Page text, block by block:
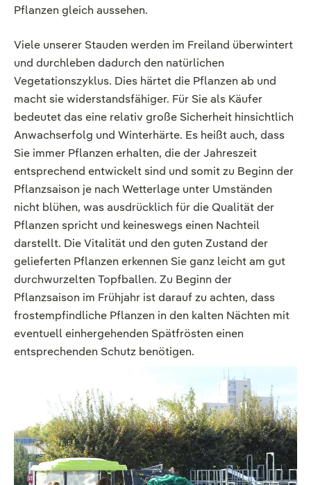
Pflanzen gleich aussehen.
Viele unserer Stauden werden im Freiland überwintert
und durchleben dadurch den natürlichen
Vegetationszyklus. Dies härtet die Pflanzen ab und
macht sie widerstandsfähiger. Für Sie als Käufer
bedeutet das eine relativ große Sicherheit hinsichtlich
Anwachserfolg und Winterhärte. Es heißt auch, dass
Sie immer Pflanzen erhalten, die der Jahreszeit
entsprechend entwickelt sind und somit zu Beginn der
Pflanzsaison je nach Wetterlage unter Umständen
nicht blühen, was ausdrücklich für die Qualität der
Pflanzen spricht und keineswegs einen Nachteil
darstellt. Die Vitalität und den guten Zustand der
gelieferten Pflanzen erkennen Sie ganz leicht am gut
durchwurzelten Topfballen. Zu Beginn der
Pflanzsaison im Frühjahr ist darauf zu achten, dass
frostempfindliche Pflanzen in den kalten Nächten mit
eventuell einhergehenden Spätfrösten einen
entsprechenden Schutz benötigen.